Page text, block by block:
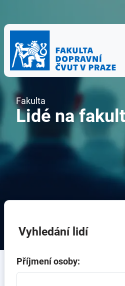
Fakulta
Lidé na
Vyhledání lidí
Příjmení osoby: